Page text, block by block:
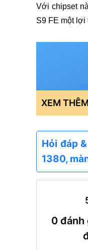
Với chipset
S9 FE một lợi
XEM
Hỏi đáp
1380,
0 đánh